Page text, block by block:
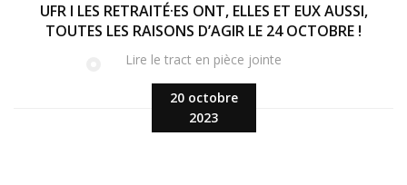
20 octobre
2023
UFR I LES RETRAITÉ·ES ONT, ELLES ET EUX AUSSI,
TOUTES LES RAISONS D’AGIR LE 24 OCTOBRE !
Lire le tract en pièce jointe